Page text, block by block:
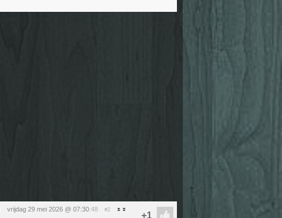
vrijdag 29 mei 2026 @ 07:30:48 #2